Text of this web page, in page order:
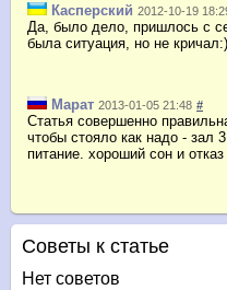
Касперский 2012-10-19
Да, было дело, пришлось с
была ситуация, но не кричал:)
Марат 2013-01-05 21:48 #
Статья совершенно
чтобы стояло как надо - зал
питание. хороший сон и
Советы к статье
Нет советов